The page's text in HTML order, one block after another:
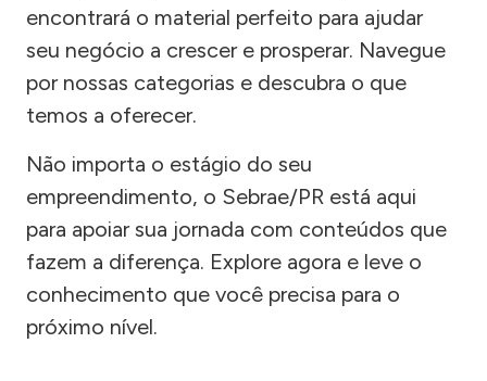
encontrará o material perfeito para ajudar
seu negócio a crescer e prosperar. Navegue
por nossas categorias e descubra o que
temos a oferecer.
Não importa o estágio do seu
empreendimento, o Sebrae/PR está aqui
para apoiar sua jornada com conteúdos que
fazem a diferença. Explore agora e leve o
conhecimento que você precisa para o
próximo nível.